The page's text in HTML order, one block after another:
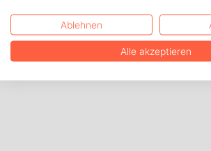
Ablehnen
Alle akzeptieren